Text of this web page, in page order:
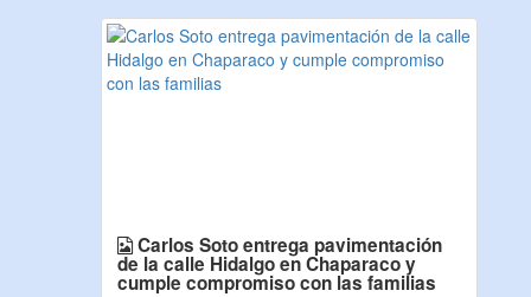
Carlos Soto entrega pavimentación
de la calle Hidalgo en Chaparaco y
cumple compromiso con las familias